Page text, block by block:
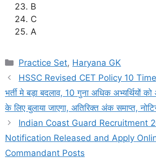
B
C
A
Categories
Practice Set, Haryana GK
HSSC Revised CET Policy 10 Times:
भर्ती मे बड़ा बदलाव, 10 गुना अधिक अभ्यर्थियों को
के लिए बुलाया जाएगा, अतिरिक्त अंक समाप्त,
Indian Coast Guard Recruitment
Notification Released and Apply
Commandant Posts